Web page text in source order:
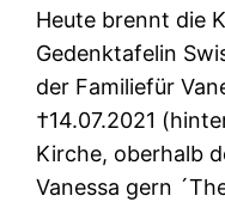
Heute brennt die
Gedenktafelin
der Familiefür
†14.07.2021
Kirche, oberhalb
Vanessa gern